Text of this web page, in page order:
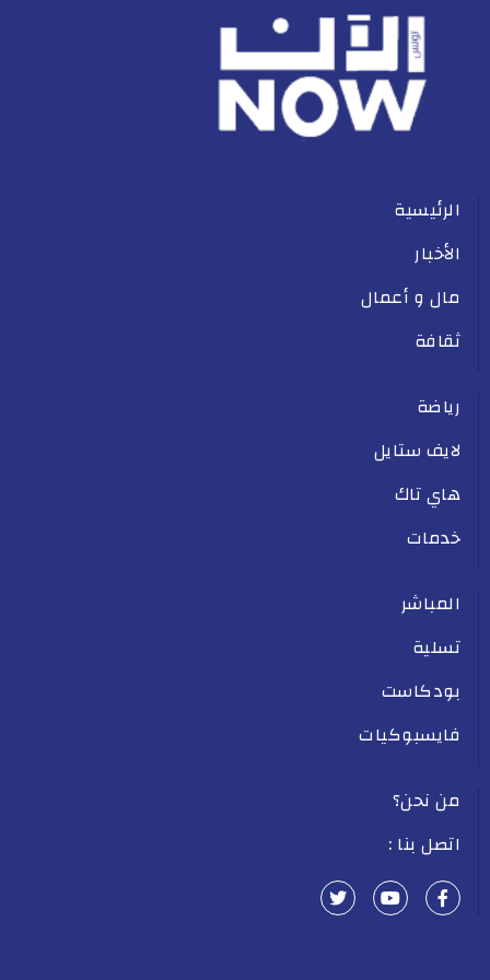
الرئيسية
الأخبار
مال و أعمال
ثقافة
رياضة
لايف ستايل
هاي تاك
خدمات
المباشر
تسلية
بودكاست
فايسبوكيات
من نحن؟
اتصل بنا :